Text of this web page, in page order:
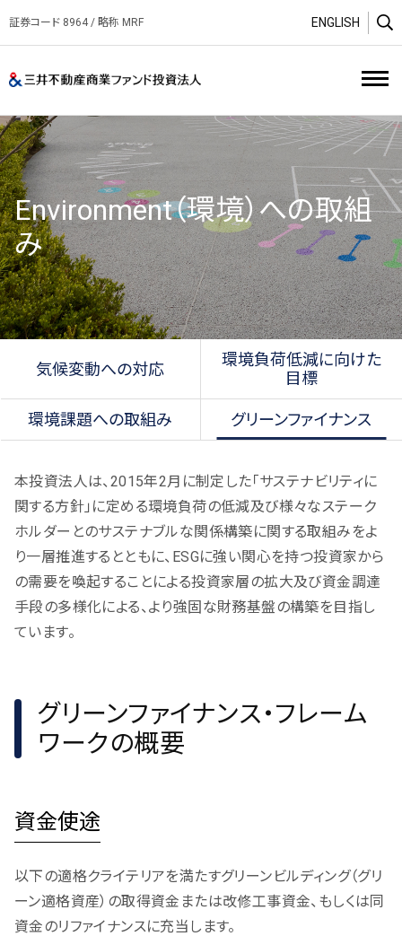
証券コード 8964 / 略称 MRF ENGLISH
Environment（環境）への取組
み
気候変動への対応
環境負荷低減に向けた
目標
環境課題への取組み グリーンファイナンス
本投資法人は、2015年2月に制定した「サステナビリティに
関する方針」に定める環境負荷の低減及び様々なステーク
ホルダーとのサステナブルな関係構築に関する取組みをよ
り一層推進するとともに、ESGに強い関心を持つ投資家から
の需要を喚起することによる投資家層の拡大及び資金調達
手段の多様化による、より強固な財務基盤の構築を目指し
ています。
グリーンファイナンス・フレーム
ワークの概要
資金使途
以下の適格クライテリアを満たすグリーンビルディング（グリ
ーン適格資産）の取得資金または改修工事資金、もしくは同
資金のリファイナンスに充当します。